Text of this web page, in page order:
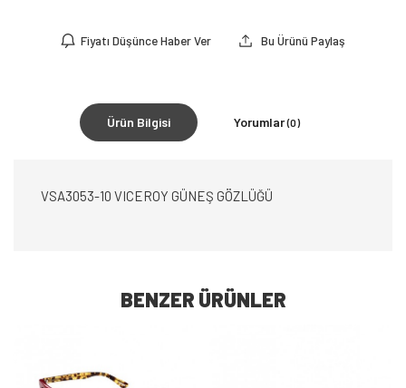
Fiyatı Düşünce Haber Ver Bu Ürünü Paylaş
Ürün Bilgisi Yorumlar(0)
VSA3053-10 VICEROY GÜNEŞ GÖZLÜĞÜ
BENZER ÜRÜNLER